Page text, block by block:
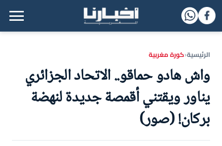
القائمة الرئيسية
الرئيسية‹كورة مغربية
واش هادو حماقو.. الاتحاد الجزائري
يناور ويقتني أقمصة جديدة لنهضة
بركان! (صور)